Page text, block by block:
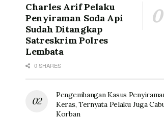
Charles Arif Pelaku
Penyiraman Soda Api
Sudah Ditangkap
Satreskrim Polres
Lembata
0 SHARES
Pengembangan Kasus
Keras, Ternyata Pelaku Juga
Korban